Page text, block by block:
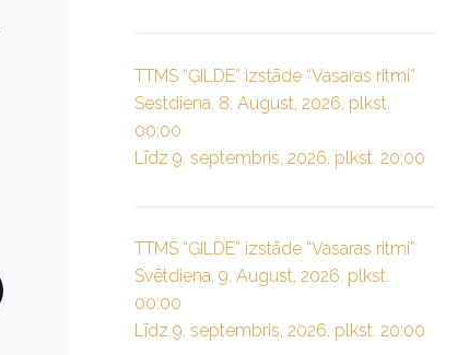
TTMS “ĢILDE” izstāde “Vasaras ritmi”
Sestdiena, 8. August, 2026. plkst.
00:00
Līdz 9. septembris, 2026. plkst. 20:00
TTMS “ĢILDE” izstāde “Vasaras ritmi”
Svētdiena, 9. August, 2026. plkst.
00:00
Līdz 9. septembris, 2026. plkst. 20:00